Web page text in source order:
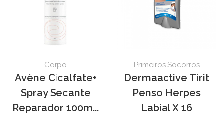
Corpo
Avène Cicalfate+
Spray Secante
Reparador 100m...
Primeiros Socorros
Dermaactive Tirit
Penso Herpes
Labial X 16